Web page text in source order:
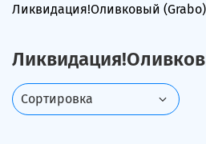
Ликвидация!Оливковый (Grabo)